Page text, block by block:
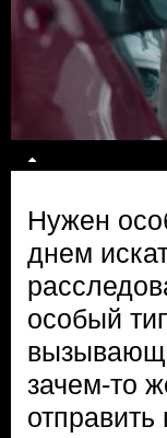
Нужен
днем
особый
зачем-то